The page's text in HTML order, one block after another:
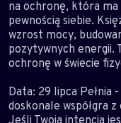
na ochronę, która ma
pewnością siebie.
wzrost mocy,
pozytywnych energii.
ochronę w świecie
Data: 29 lipca Pełnia
doskonale współgra
Jeśli Twoja intencja